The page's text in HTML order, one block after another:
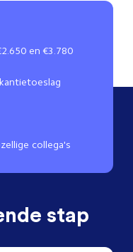
en €3.780
collega's
stap